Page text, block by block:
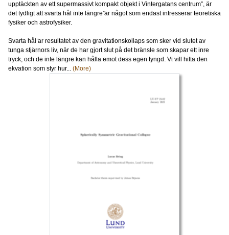
upptäckten av ett supermassivt kompakt objekt i Vintergatans centrum”, är
det tydligt att svarta hål inte längre ̈ar något som endast intresserar teoretiska
fysiker och astrofysiker.
Svarta hål ̈ar resultatet av den gravitationskollaps som sker vid slutet av
tunga stjärnors liv, när de har gjort slut på det bränsle som skapar ett inre
tryck, och de inte längre kan hålla emot dess egen tyngd. Vi vill hitta den
ekvation som styr hur... (More)